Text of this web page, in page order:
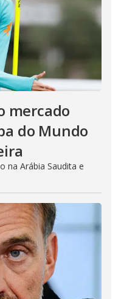
mercado
do Mundo
na Arábia Saudita e